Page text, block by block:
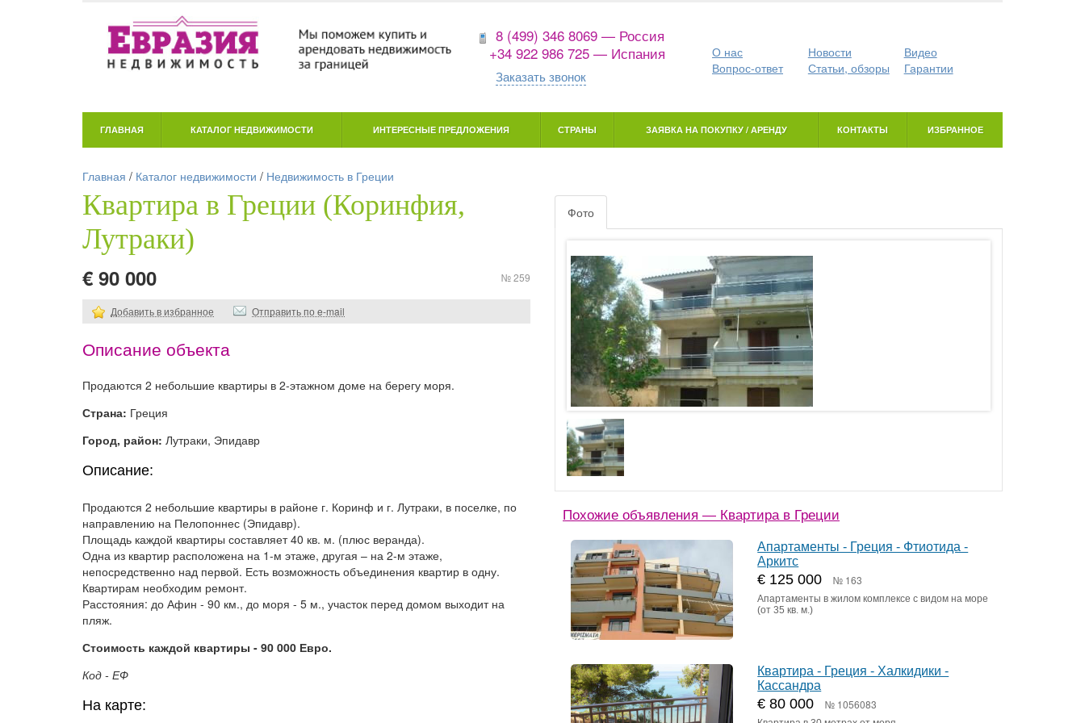
8 (499) 346 8069 — Россия
+34 922 986 725 — Испания
Заказать звонок
О нас Новости
Видео
Вопрос-ответ
Статьи, обзоры Гарантии
ГЛАВНАЯ КАТАЛОГ НЕДВИЖИМОСТИ ИНТЕРЕСНЫЕ ПРЕДЛОЖЕНИЯ СТРАНЫ ЗАЯВКА НА ПОКУПКУ / АРЕНДУ КОНТАКТЫ ИЗБРАННОЕ
Главная / Каталог недвижимости / Недвижимость в Греции
Квартира в Греции (Коринфия,
Лутраки)
€ 90 000 № 259
Добавить в избранное Отправить по e-mail
Описание объекта
Продаются 2 небольшие квартиры в 2-этажном доме на берегу моря.
Страна: Греция
Город, район: Лутраки, Эпидавр
Описание:
Продаются 2 небольшие квартиры в районе г. Коринф и г. Лутраки, в поселке, по
направлению на Пелопоннес (Эпидавр).
Площадь каждой квартиры составляет 40 кв. м. (плюс веранда).
Одна из квартир расположена на 1-м этаже, другая – на 2-м этаже,
непосредственно над первой. Есть возможность объединения квартир в одну.
Квартирам необходим ремонт.
Расстояния: до Афин - 90 км., до моря - 5 м., участок перед домом выходит на
пляж.
Стоимость каждой квартиры - 90 000 Евро.
Код - ЕФ
На карте:
Фото
Похожие объявления — Квартира в Греции
Апартаменты - Греция - Фтиотида -
Аркитс
€ 125 000 № 163
Апартаменты в жилом комплексе с видом на море
(от 35 кв. м.)
Квартира - Греция - Халкидики -
Кассандра
€ 80 000 № 1056083